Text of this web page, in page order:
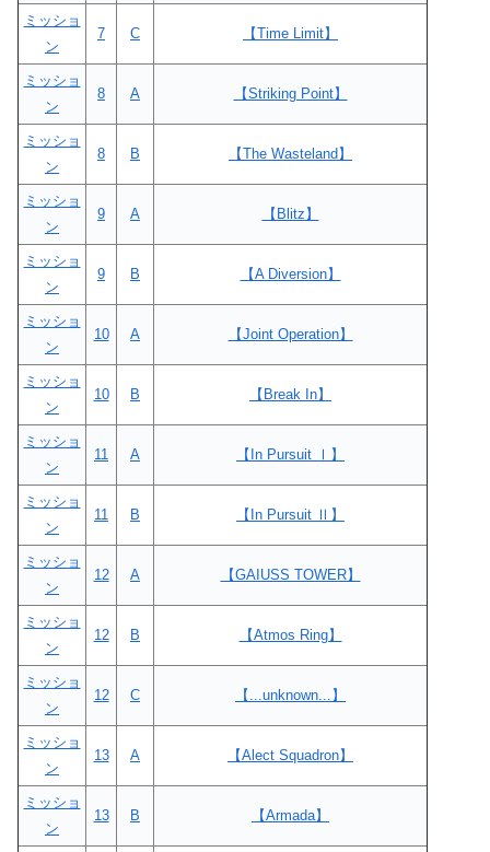
ミッショ
ン
7 C 【Time Limit】
ミッショ
ン
8 A 【Striking Point】
ミッショ
ン
8 B 【The Wasteland】
ミッショ
ン
9 A 【Blitz】
ミッショ
ン
9 B 【A Diversion】
ミッショ
ン
10 A 【Joint Operation】
ミッショ
ン
10 B 【Break In】
ミッショ
ン
11 A 【In Pursuit Ⅰ】
ミッショ
ン
11 B 【In Pursuit Ⅱ】
ミッショ
ン
12 A 【GAIUSS TOWER】
ミッショ
ン
12 B 【Atmos Ring】
ミッショ
ン
12 C 【...unknown...】
ミッショ
ン
13 A 【Alect Squadron】
ミッショ
ン
13 B 【Armada】